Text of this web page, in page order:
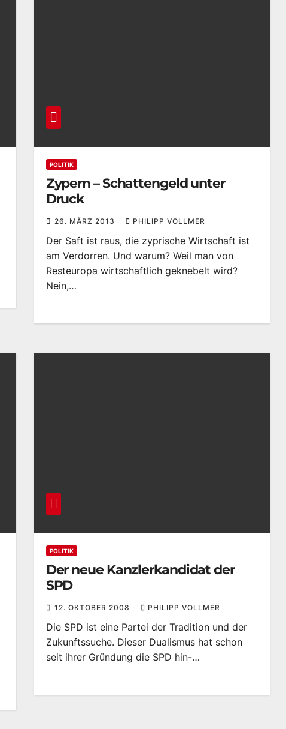
POLITIK
Zypern – Schattengeld unter
Druck
26. MÄRZ 2013 PHILIPP VOLLMER
Der Saft ist raus, die zyprische Wirtschaft ist
am Verdorren. Und warum? Weil man von
Resteuropa wirtschaftlich geknebelt wird?
Nein,…
POLITIK
Der neue Kanzlerkandidat der
SPD
12. OKTOBER 2008 PHILIPP VOLLMER
Die SPD ist eine Partei der Tradition und der
Zukunftssuche. Dieser Dualismus hat schon
seit ihrer Gründung die SPD hin-…